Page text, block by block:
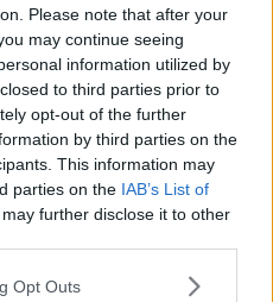
Please note that after your
may continue seeing
information utilized by
to third parties prior to
opt-out of the further
by third parties on the
This information may
parties on the IAB’s List of
further disclose it to other
Opt Outs
a Fiona May e Juri Chechi
ecco i nuovi misuratori
e probabili formazioni
italiano indoor sui 60
rifà il look